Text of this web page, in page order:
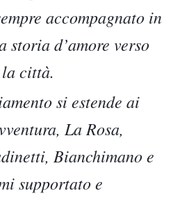
accompagnato in
storia d’amore verso
città.
si estende ai
La Rosa,
Bianchimano e
supportato e